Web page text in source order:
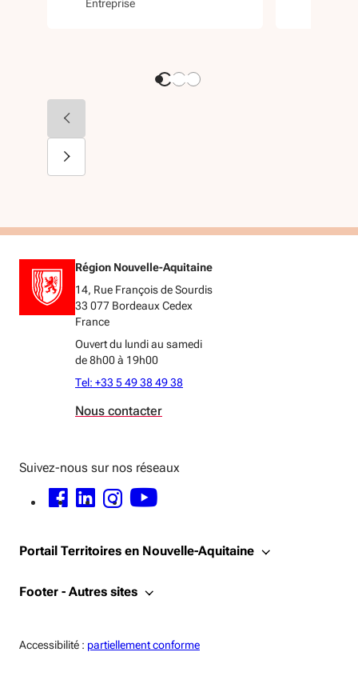
Entreprise
Région Nouvelle-Aquitaine
14, Rue François de Sourdis
33 077 Bordeaux Cedex
France
Ouvert du lundi au samedi
de 8h00 à 19h00
Tel: +33 5 49 38 49 38
Nous contacter
Suivez-nous sur nos réseaux
FACEBOOK - OUVERTURE DANS UNE NOUVELLE FENÊTRE
LINKEDIN - OUVERTURE DANS UNE NOUVELLE FENÊTRE
INSTAGRAM - OUVERTURE DANS UNE NOUVELLE FENÊTRE
YOUTUBE - OUVERTURE DANS UNE NOUVELLE FENÊTRE
Portail Territoires en Nouvelle-Aquitaine
Footer - Autres sites
Accessibilité : Accessiblité:
partiellement conforme